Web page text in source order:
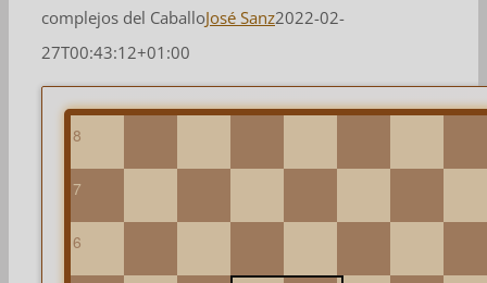
complejos del CaballoJosé Sanz2022-02-
27T00:43:12+01:00
8
7
6